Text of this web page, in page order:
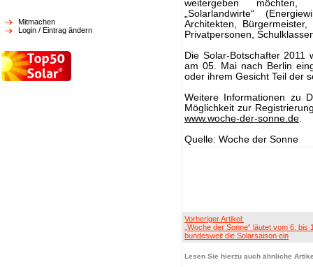
Mitmachen
Login / Eintrag ändern
weitergeben
„Solarlandwirte“
Architekten,
Privatpersonen,
Die Solar-Botschafter
am 05. Mai nach Berlin
oder ihrem Gesicht Teil der
Weitere Informationen zu
Möglichkeit zur
www.woche-der-sonne.de.
Quelle: Woche der Sonne
Vorheriger Artikel:
„Woche der Sonne“ läutet vom 6. bis
bundesweit die Solarsaison ein
Lesen Sie hierzu auch ähnliche